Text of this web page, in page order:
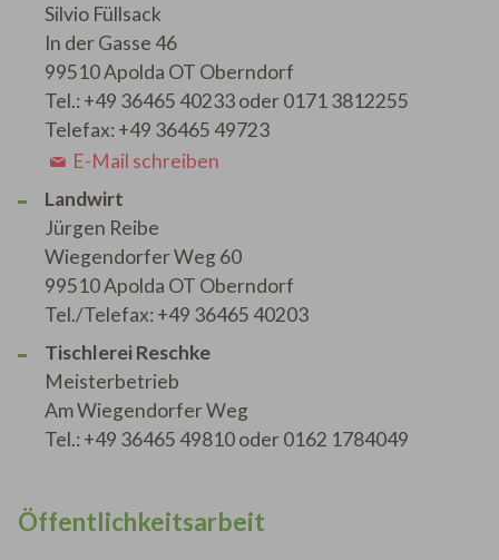
Silvio Füllsack
In der Gasse 46
99510 Apolda OT Oberndorf
Tel.: +49 36465 40233 oder 0171 3812255
Telefax: +49 36465 49723
E-Mail schreiben
Landwirt
Jürgen Reibe
Wiegendorfer Weg 60
99510 Apolda OT Oberndorf
Tel./Telefax: +49 36465 40203
Tischlerei Reschke
Meisterbetrieb
Am Wiegendorfer Weg
Tel.: +49 36465 49810 oder 0162 1784049
Öffentlichkeitsarbeit